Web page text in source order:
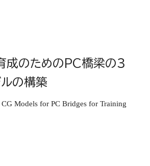
成のためのPC橋梁の３
の構築
Models for PC Bridges for Training